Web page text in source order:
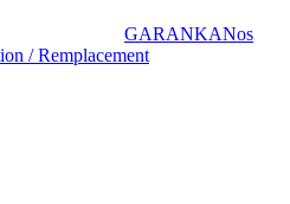
GARANKANos
/ Remplacement